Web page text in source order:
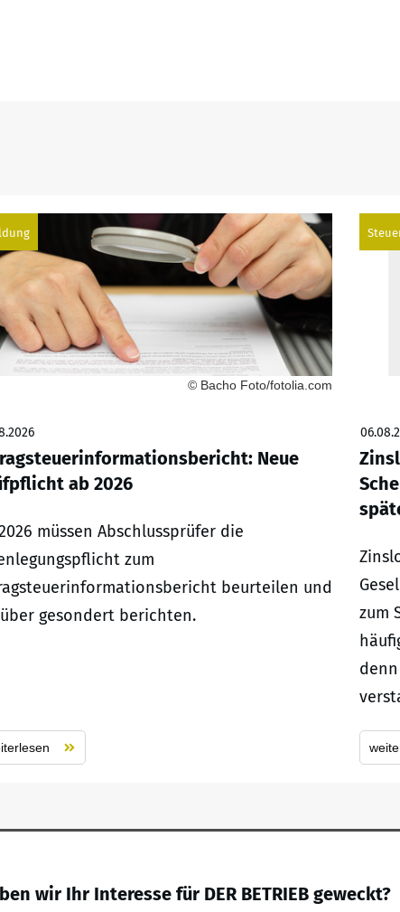
© Bacho Foto/fotolia.com
Neue
ab 2026
müssen Abschlussprüfer die
zum
beurteilen und
gesondert berichten.
zum
wir Ihr Interesse für DER BETRIEB geweckt?